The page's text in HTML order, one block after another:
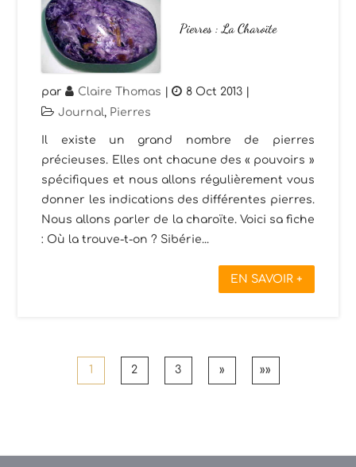
Pierres : La Charoïte
par Claire Thomas | 8 Oct 2013
Journal, Pierres
Il existe un grand nombre de pierres
précieuses. Elles ont chacune des « pouvoirs »
spécifiques et nous allons régulièrement vous
donner les indications des différentes pierres.
Nous allons parler de la charoïte. Voici sa fiche
: Où la trouve-t-on ? Sibérie...
EN SAVOIR +
1 2 3 » »»